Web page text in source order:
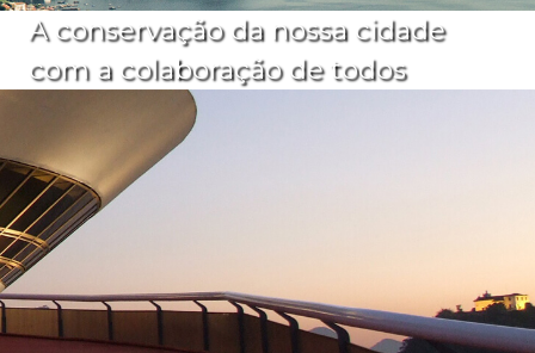
A conservação da nossa cidade
com a colaboração de todos